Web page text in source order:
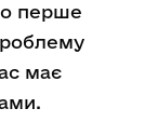
перше
має